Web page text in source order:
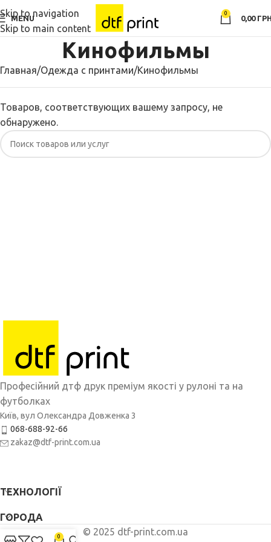
Skip to navigation
Skip to main content
MENU
0
0,00
Кинофильмы
Главная Одежда с принтами Кинофильмы
Товаров, соответствующих вашему запросу, не
обнаружено.
Професійний дтф друк преміум якості у рулоні та на
футболках
Київ, вул Олександра Довженка 3
068-688-92-66
zakaz@dtf-print.com.ua
ТЕХНОЛОГІЇ
ГОРОДА
© 2025 dtf-print.com.ua
0